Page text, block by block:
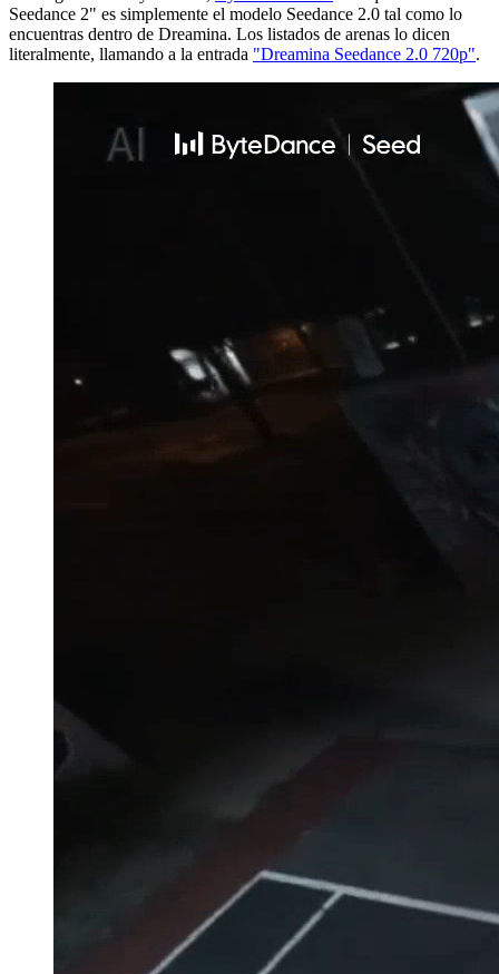
Seedance 2" es simplemente el modelo Seedance 2.0 tal como lo
encuentras dentro de Dreamina. Los listados de arenas lo dicen
literalmente, llamando a la entrada "Dreamina Seedance 2.0 720p".